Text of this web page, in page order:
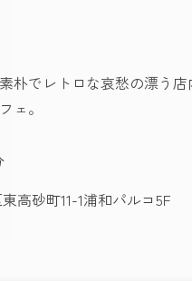
朴でレトロな哀愁の漂う
ェ。
高砂町11-1浦和パルコ5F